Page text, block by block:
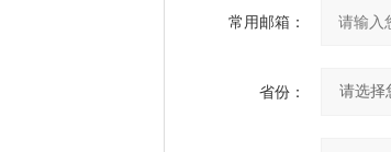
常用邮箱：
省份：